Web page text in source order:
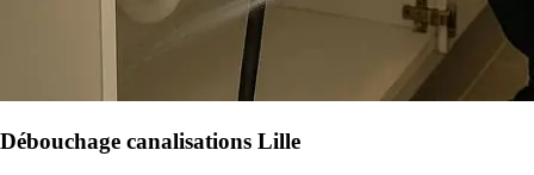
Débouchage canalisations Lille